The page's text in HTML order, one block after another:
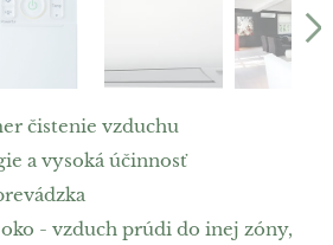
čistenie vzduchu
a vysoká účinnosť
- vzduch prúdi do inej zóny,